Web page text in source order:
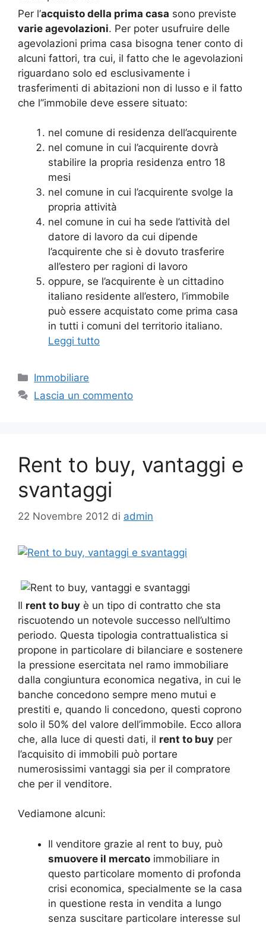
Per l’acquisto della prima casa sono previste
varie agevolazioni. Per poter usufruire delle
agevolazioni prima casa bisogna tener conto di
alcuni fattori, tra cui, il fatto che le agevolazioni
riguardano solo ed esclusivamente i
trasferimenti di abitazioni non di lusso e il fatto
che l’’immobile deve essere situato:
nel comune di residenza dell’acquirente
nel comune in cui l’acquirente dovrà
stabilire la propria residenza entro 18
mesi
nel comune in cui l’acquirente svolge la
propria attività
nel comune in cui ha sede l’attività del
datore di lavoro da cui dipende
l’acquirente che si è dovuto trasferire
all’estero per ragioni di lavoro
oppure, se l’acquirente è un cittadino
italiano residente all’estero, l’immobile
può essere acquistato come prima casa
in tutti i comuni del territorio italiano.
Leggi tutto
Categorie
Immobiliare
Lascia un commento
Rent to buy, vantaggi e
svantaggi
22 Novembre 2012 di admin
Il rent to buy è un tipo di contratto che sta
riscuotendo un notevole successo nell’ultimo
periodo. Questa tipologia contrattualistica si
propone in particolare di bilanciare e sostenere
la pressione esercitata nel ramo immobiliare
dalla congiuntura economica negativa, in cui le
banche concedono sempre meno mutui e
prestiti e, quando li concedono, questi coprono
solo il 50% del valore dell’immobile. Ecco allora
che, alla luce di questi dati, il rent to buy per
l’acquisito di immobili può portare
numerosissimi vantaggi sia per il compratore
che per il venditore.
Vediamone alcuni:
Il venditore grazie al rent to buy, può
smuovere il mercato immobiliare in
questo particolare momento di profonda
crisi economica, specialmente se la casa
in questione resta in vendita a lungo
senza suscitare particolare interesse sul